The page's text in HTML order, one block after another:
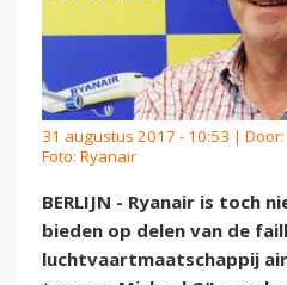
31 augustus 2017 - 10:53 | Door:
Foto: Ryanair
BERLIJN - Ryanair is toch
bieden op delen van de
luchtvaartmaatschappij